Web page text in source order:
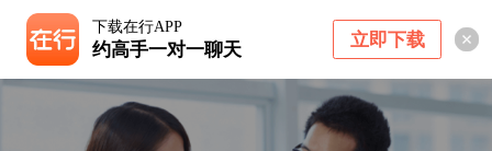
下载在行APP
约高手一对一聊天 立即下载